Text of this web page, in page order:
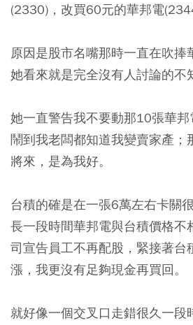
(2330)，改買60元的華邦電
原因是股市名嘴那時一直在吹捧
她看來就是完全沒有人討論的不
她一直警告我不要動那10張華
鬧到我老闆都知道我變賣家產；
將來，是為我好。
台積的確是在一張6萬左右卡關
長一段時間華邦電與台積價格不
司宣告員工不再配股，緊接著台
漲，我更沒有足夠現金再買回。
就好像一個交叉口走錯很久一段